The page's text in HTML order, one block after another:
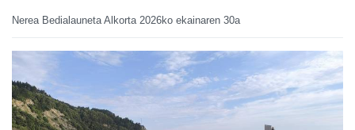
Nerea Bedialauneta Alkorta 2026ko ekainaren 30a